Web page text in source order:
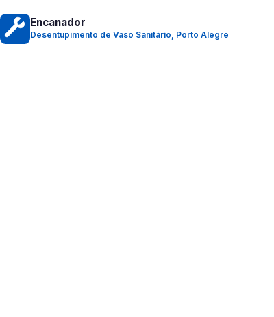
Encanador
Desentupimento de Vaso Sanitário, Porto Alegre